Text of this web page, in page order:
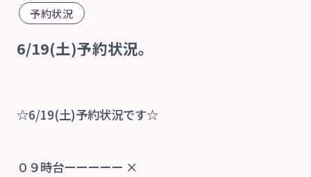
予約について
当院の特徴
院内紹介
予約状況
6/19(土)予約状況。
☆6/19(土)予約状況です☆
０９時台ーーーーー ×